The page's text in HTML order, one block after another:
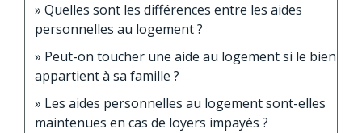
Quelles sont les différences entre les aides
personnelles au logement ?
Peut-on toucher une aide au logement si le bien
appartient à sa famille ?
Les aides personnelles au logement sont-elles
maintenues en cas de loyers impayés ?